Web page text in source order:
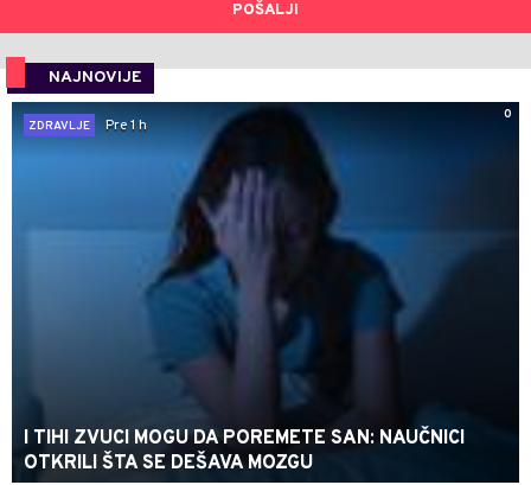
POŠALJI
NAJNOVIJE
0
ZDRAVLJE
Pre 1 h
I TIHI ZVUCI MOGU DA POREMETE SAN: NAUČNICI
OTKRILI ŠTA SE DEŠAVA MOZGU